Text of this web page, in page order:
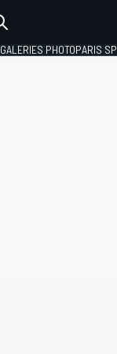
GALERIES PHOTOPARIS